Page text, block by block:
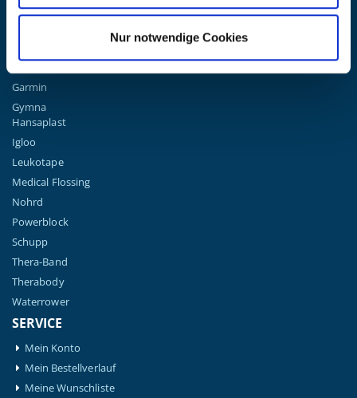
Nur notwendige Cookies
Compex
formula Müller-Wohlfahrt
Garmin
Gymna
Hansaplast
Igloo
Leukotape
Medical Flossing
Nohrd
Powerblock
Schupp
Thera-Band
Therabody
Waterrower
SERVICE
Mein Konto
Mein Bestellverlauf
Meine Wunschliste